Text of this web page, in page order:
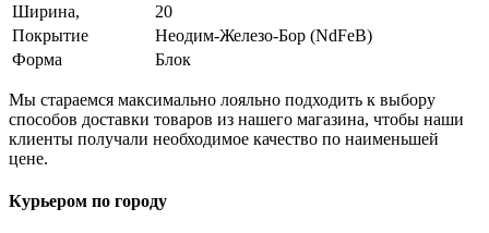
Ширина,
20
Покрытие
Неодим-Железо-Бор (NdFeB)
Форма
Блок
Мы стараемся максимально лояльно подходить к выбору
способов доставки товаров из нашего магазина, чтобы наши
клиенты получали необходимое качество по наименьшей
цене.
Курьером по городу